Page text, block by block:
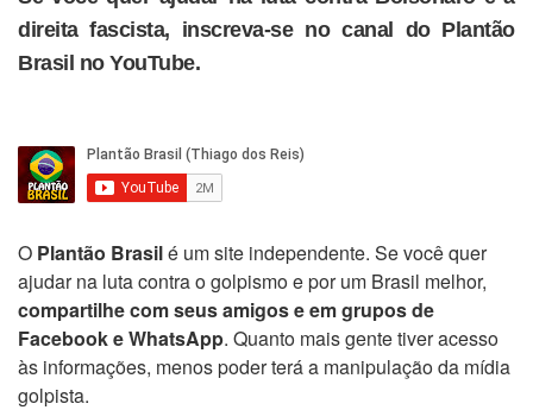
direita fascista, inscreva-se no canal do Plantão
Brasil no YouTube.
O Plantão Brasilé um site independente. Se você quer
ajudar na luta contra o golpismo e por um Brasil melhor,
compartilhe com seus amigos e em grupos de
Facebook e WhatsApp. Quanto mais gente tiver acesso
às informações, menos poder terá a manipulação da mídia
golpista.